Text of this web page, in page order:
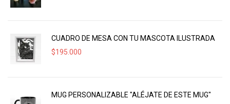
CUADRO DE MESA CON TU MASCOTA ILUSTRADA
$195.000
MUG PERSONALIZABLE "ALÉJATE DE ESTE MUG"